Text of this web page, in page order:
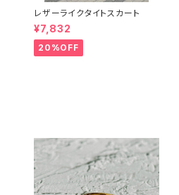
レザーライクタイトスカート
¥7,832
20%OFF